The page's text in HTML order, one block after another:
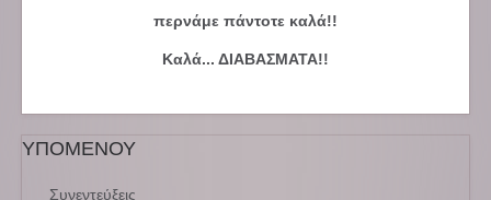
περνάμε πάντοτε καλά!!
Καλά... ΔΙΑΒΑΣΜΑΤΑ!!
ΥΠΟΜΕΝΟΥ
Συνεντεύξεις